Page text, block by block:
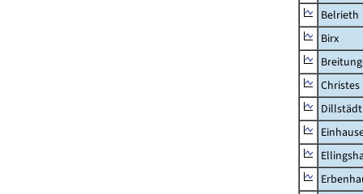
Belrieth
Birx
Christes
Dillstädt